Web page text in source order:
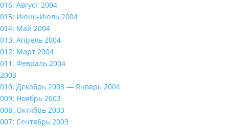
016: Август 2004
015: Июнь-Июль 2004
014: Май 2004
013: Апрель 2004
012: Март 2004
011: Февраль 2004
2003
010: Декабрь 2003 — Январь 2004
009: Ноябрь 2003
008: Октябрь 2003
007: Сентябрь 2003